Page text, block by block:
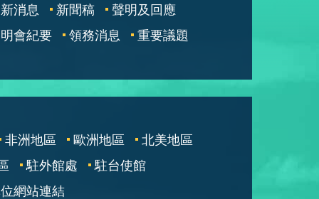
消息 新聞稿
聲明及回應
會紀要
領務消息 重要議題
非洲地區 歐洲地區
北美地區
駐外館處
駐台使館
網站連結